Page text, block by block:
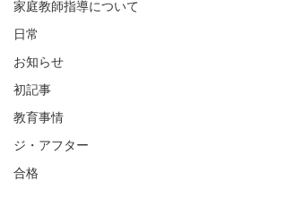
家庭教師指導について
日常
お知らせ
初記事
教育事情
ジ・アフター
合格